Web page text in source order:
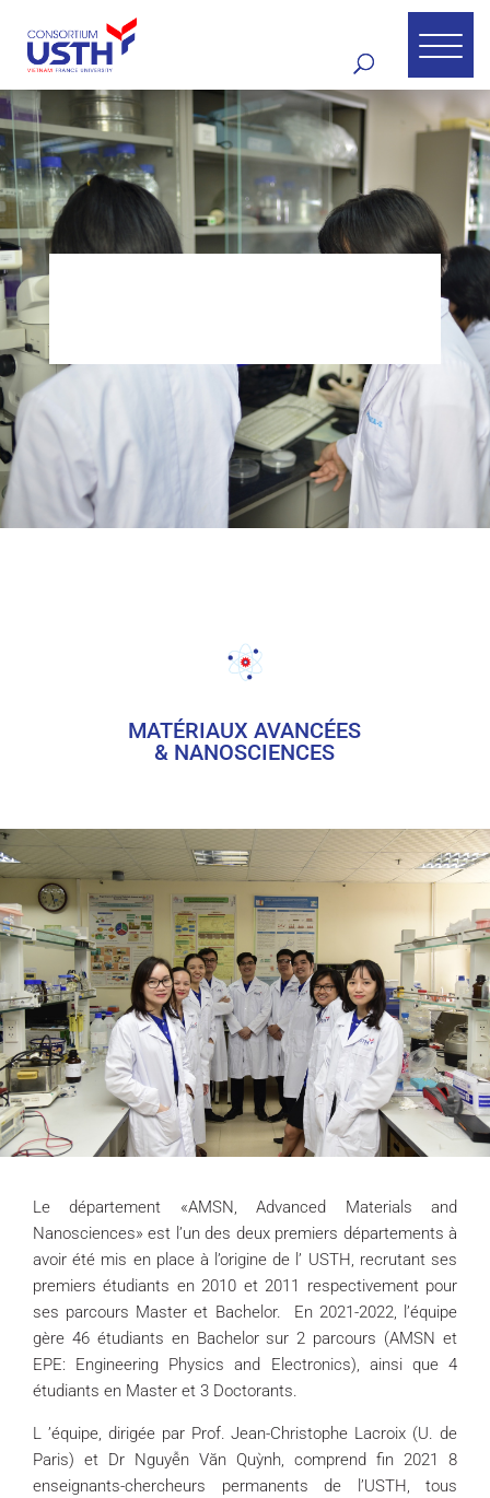
MATÉRIAUX AVANCÉES
& NANOSCIENCES
Le département «AMSN, Advanced Materials and
Nanosciences» est l’un des deux premiers départements à
avoir été mis en place à l’origine de l’ USTH, recrutant ses
premiers étudiants en 2010 et 2011 respectivement pour
ses parcours Master et Bachelor. En 2021-2022, l’équipe
gère 46 étudiants en Bachelor sur 2 parcours (AMSN et
EPE: Engineering Physics and Electronics), ainsi que 4
étudiants en Master et 3 Doctorants.
L ’équipe, dirigée par Prof. Jean-Christophe Lacroix (U. de
Paris) et Dr Nguyễn Văn Quỳnh, comprend fin 2021 8
enseignants-chercheurs permanents de l’USTH, tous